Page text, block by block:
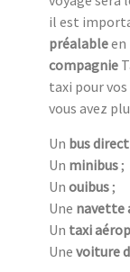
il est
préalableen
compagnie
taxi pour
vous avez
Un bus direct
Un minibus;
Un ouibus;
Une navette
Un taxi
Une voiture